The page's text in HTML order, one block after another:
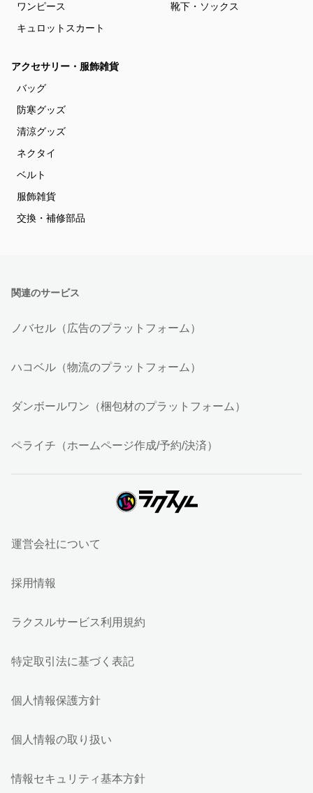
ワンピース
キュロットスカート
靴下・ソックス
アクセサリー・服飾雑貨
バッグ
防寒グッズ
清涼グッズ
ネクタイ
ベルト
服飾雑貨
交換・補修部品
関連のサービス
ノバセル（広告のプラットフォーム）
ハコベル（物流のプラットフォーム）
ダンボールワン（梱包材のプラットフォーム）
ペライチ（ホームページ作成/予約/決済）
運営会社について
採用情報
ラクスルサービス利用規約
特定取引法に基づく表記
個人情報保護方針
個人情報の取り扱い
情報セキュリティ基本方針